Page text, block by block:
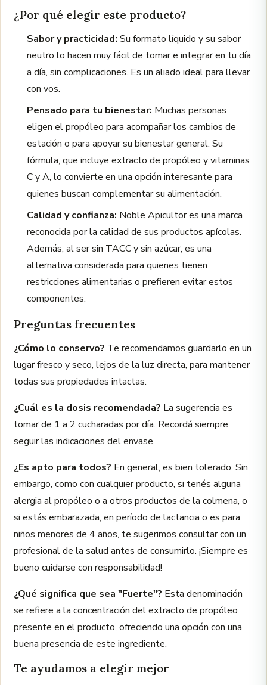
¿Por qué elegir este producto?
Sabor y practicidad: Su formato líquido y su sabor
neutro lo hacen muy fácil de tomar e integrar en tu día
a día, sin complicaciones. Es un aliado ideal para llevar
con vos.
Pensado para tu bienestar: Muchas personas
eligen el propóleo para acompañar los cambios de
estación o para apoyar su bienestar general. Su
fórmula, que incluye extracto de propóleo y vitaminas
C y A, lo convierte en una opción interesante para
quienes buscan complementar su alimentación.
Calidad y confianza: Noble Apicultor es una marca
reconocida por la calidad de sus productos apícolas.
Además, al ser sin TACC y sin azúcar, es una
alternativa considerada para quienes tienen
restricciones alimentarias o prefieren evitar estos
componentes.
Preguntas frecuentes
¿Cómo lo conservo? Te recomendamos guardarlo en un
lugar fresco y seco, lejos de la luz directa, para mantener
todas sus propiedades intactas.
¿Cuál es la dosis recomendada? La sugerencia es
tomar de 1 a 2 cucharadas por día. Recordá siempre
seguir las indicaciones del envase.
¿Es apto para todos? En general, es bien tolerado. Sin
embargo, como con cualquier producto, si tenés alguna
alergia al propóleo o a otros productos de la colmena, o
si estás embarazada, en período de lactancia o es para
niños menores de 4 años, te sugerimos consultar con un
profesional de la salud antes de consumirlo. ¡Siempre es
bueno cuidarse con responsabilidad!
¿Qué significa que sea "Fuerte"? Esta denominación
se refiere a la concentración del extracto de propóleo
presente en el producto, ofreciendo una opción con una
buena presencia de este ingrediente.
Te ayudamos a elegir mejor